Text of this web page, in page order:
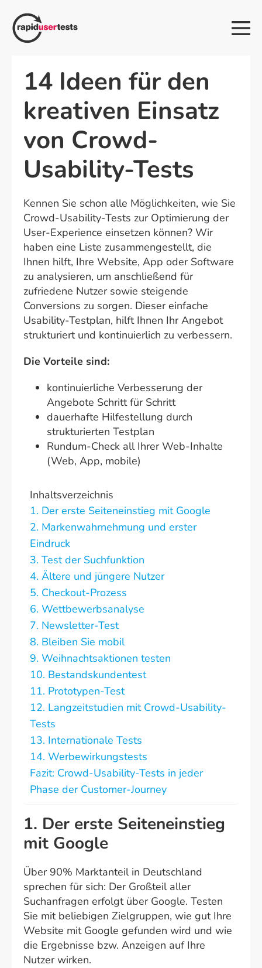
Inhalt
springen
14 Ideen für den
kreativen Einsatz
von Crowd-
Usability-Tests
Kennen Sie schon alle Möglichkeiten, wie Sie
Crowd-Usability-Tests zur Optimierung der
User-Experience einsetzen können? Wir
haben eine Liste zusammengestellt, die
Ihnen hilft, Ihre Website, App oder Software
zu analysieren, um anschließend für
zufriedene Nutzer sowie steigende
Conversions zu sorgen. Dieser einfache
Usability-Testplan, hilft Ihnen Ihr Angebot
strukturiert und kontinuierlich zu verbessern.
Die Vorteile sind:
kontinuierliche Verbesserung der
Angebote Schritt für Schritt
dauerhafte Hilfestellung durch
strukturierten Testplan
Rundum-Check all Ihrer Web-Inhalte
(Web, App, mobile)
Inhaltsverzeichnis
1. Der erste Seiteneinstieg mit Google
2. Markenwahrnehmung und erster
Eindruck
3. Test der Suchfunktion
4. Ältere und jüngere Nutzer
5. Checkout-Prozess
6. Wettbewerbsanalyse
7. Newsletter-Test
8. Bleiben Sie mobil
9. Weihnachtsaktionen testen
10. Bestandskundentest
11. Prototypen-Test
12. Langzeitstudien mit Crowd-Usability-
Tests
13. Internationale Tests
14. Werbewirkungstests
Fazit: Crowd-Usability-Tests in jeder
Phase der Customer-Journey
1. Der erste Seiteneinstieg
mit Google
Über 90% Marktanteil in Deutschland
sprechen für sich: Der Großteil aller
Suchanfragen erfolgt über Google. Testen
Sie mit beliebigen Zielgruppen, wie gut Ihre
Website mit Google gefunden wird und wie
die Ergebnisse bzw. Anzeigen auf Ihre
Nutzer wirken.